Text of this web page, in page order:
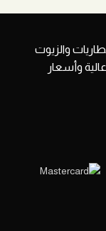
والزيوت
وأسعار